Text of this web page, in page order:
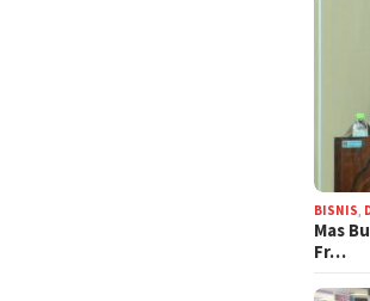
BISNIS,
Mas
Fr…